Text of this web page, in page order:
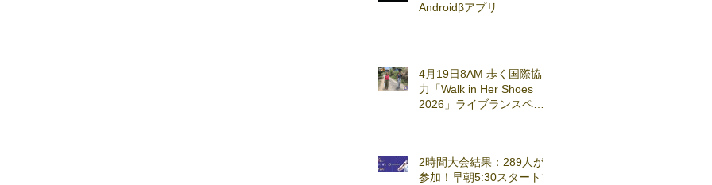
Androidβアプリ
4月19日8AM 歩く国際協
力「Walk in Her Shoes
2026」ライブランスペシ
2時間大会結果：289人が
参加！早朝5:30スタートで